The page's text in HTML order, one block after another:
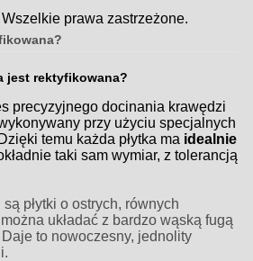
prawa zastrzeżone.
jest rektyfikowana?
precyzyjnego docinania krawędzi
przy użyciu specjalnych
temu każda płytka ma idealnie
taki sam wymiar, z tolerancją
płytki o ostrych, równych
układać z bardzo wąską fugą
to nowoczesny, jednolity